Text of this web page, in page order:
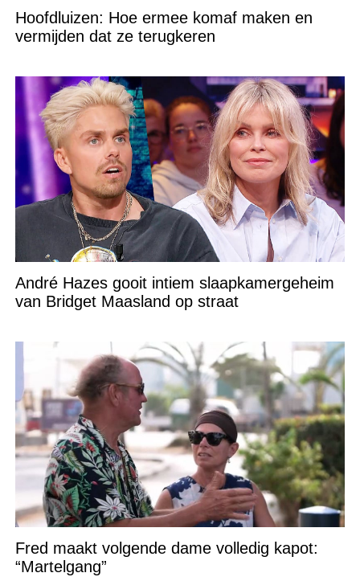
Hoofdluizen: Hoe ermee komaf maken en
vermijden dat ze terugkeren
André Hazes gooit intiem slaapkamergeheim
van Bridget Maasland op straat
Fred maakt volgende dame volledig kapot:
“Martelgang”